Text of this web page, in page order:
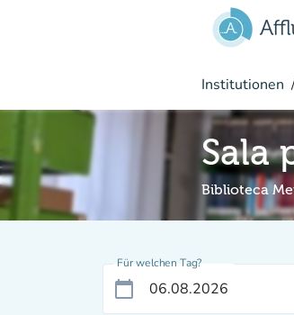
Institutionen
Sala
Biblioteca
Für welchen Tag?
calendar_today